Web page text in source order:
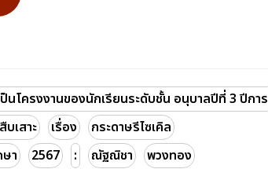
นโครงงานของนักเรียนระดับชั้น อนุบาลปีที่ 3 ปีการ
เสาะ เรื่อง
กระดาษรีไซเคิล
า 2567 : ณัฐณิชา พวงทอง